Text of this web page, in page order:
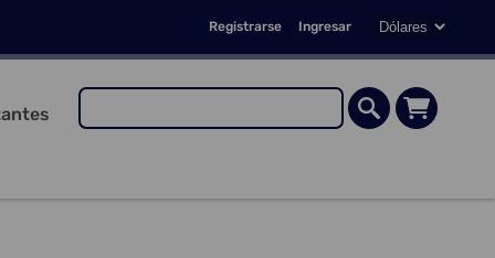
Registrarse Ingresar